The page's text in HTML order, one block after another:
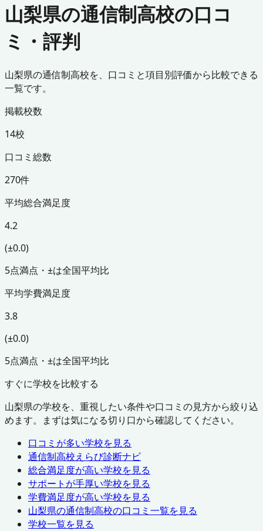
山梨県の通信制高校の口コ
ミ・評判
山梨県の通信制高校を、口コミと項目別評価から比較できる
一覧です。
掲載校数
14校
口コミ総数
270件
平均総合満足度
4.2
(±0.0)
5点満点・±は全国平均比
平均学費満足度
3.8
(±0.0)
5点満点・±は全国平均比
すぐに学校を比較する
山梨県の学校を、重視したい条件や口コミの見方から絞り込
めます。まずは気になる切り口から確認してください。
口コミが多い学校を見る
通信制高校えらび診断ナビ
総合満足度が高い学校を見る
サポートが手厚い学校を見る
学費満足度が高い学校を見る
山梨県の通信制高校の口コミ一覧を見る
学校一覧を見る